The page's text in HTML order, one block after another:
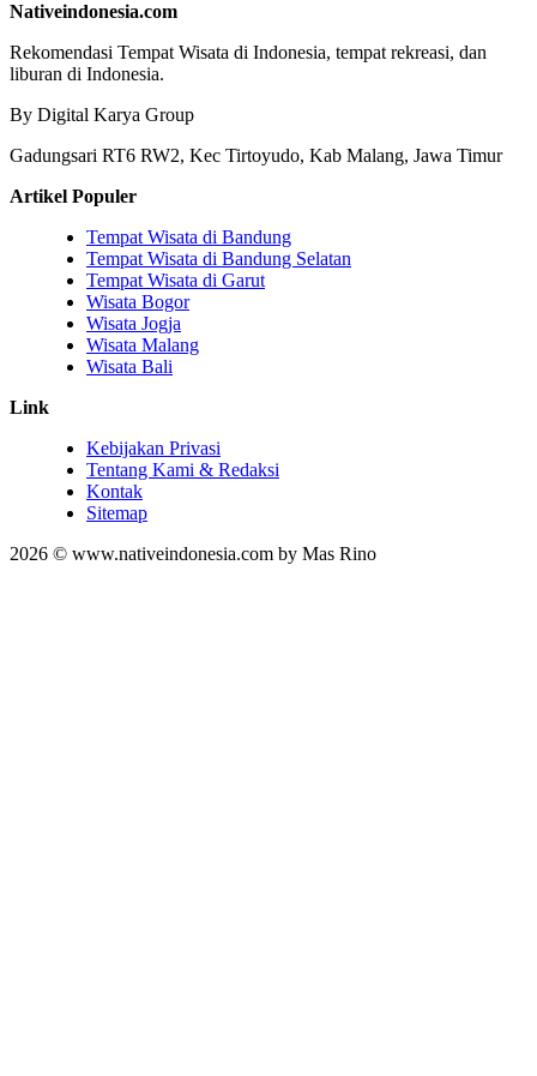
Nativeindonesia.com
Rekomendasi Tempat Wisata di Indonesia, tempat rekreasi, dan
liburan di Indonesia.
By Digital Karya Group
Gadungsari RT6 RW2, Kec Tirtoyudo, Kab Malang, Jawa Timur
Artikel Populer
Tempat Wisata di Bandung
Tempat Wisata di Bandung Selatan
Tempat Wisata di Garut
Wisata Bogor
Wisata Jogja
Wisata Malang
Wisata Bali
Link
Kebijakan Privasi
Tentang Kami & Redaksi
Kontak
Sitemap
2026 © www.nativeindonesia.com by Mas Rino